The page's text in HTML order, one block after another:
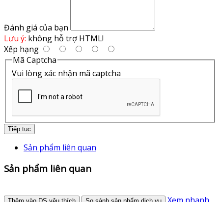
Đánh giá của bạn
Lưu ý: không hỗ trợ HTML!
Xếp hạng
Mã Captcha
Vui lòng xác nhận mã captcha
Tiếp tục
Sản phẩm liên quan
Sản phẩm liên quan